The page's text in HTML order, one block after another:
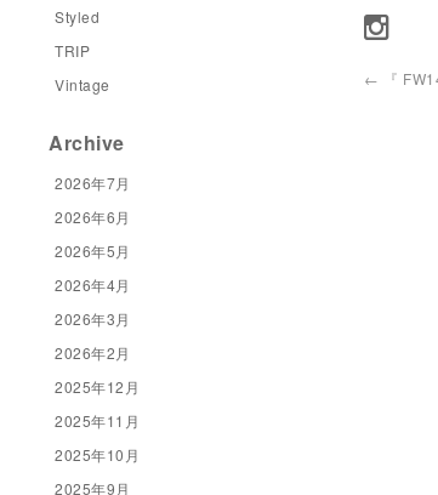
← 『
Styled
TRIP
Vintage
Archive
2026年7月
2026年6月
2026年5月
2026年4月
2026年3月
2026年2月
2025年12月
2025年11月
2025年10月
2025年9月